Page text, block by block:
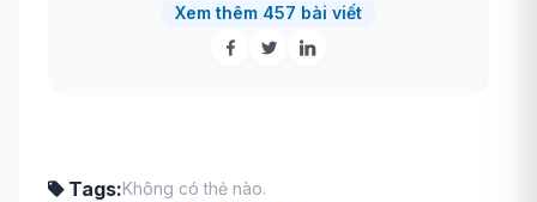
Xem thêm 457 bài viết
Tags:Không có thẻ nào.